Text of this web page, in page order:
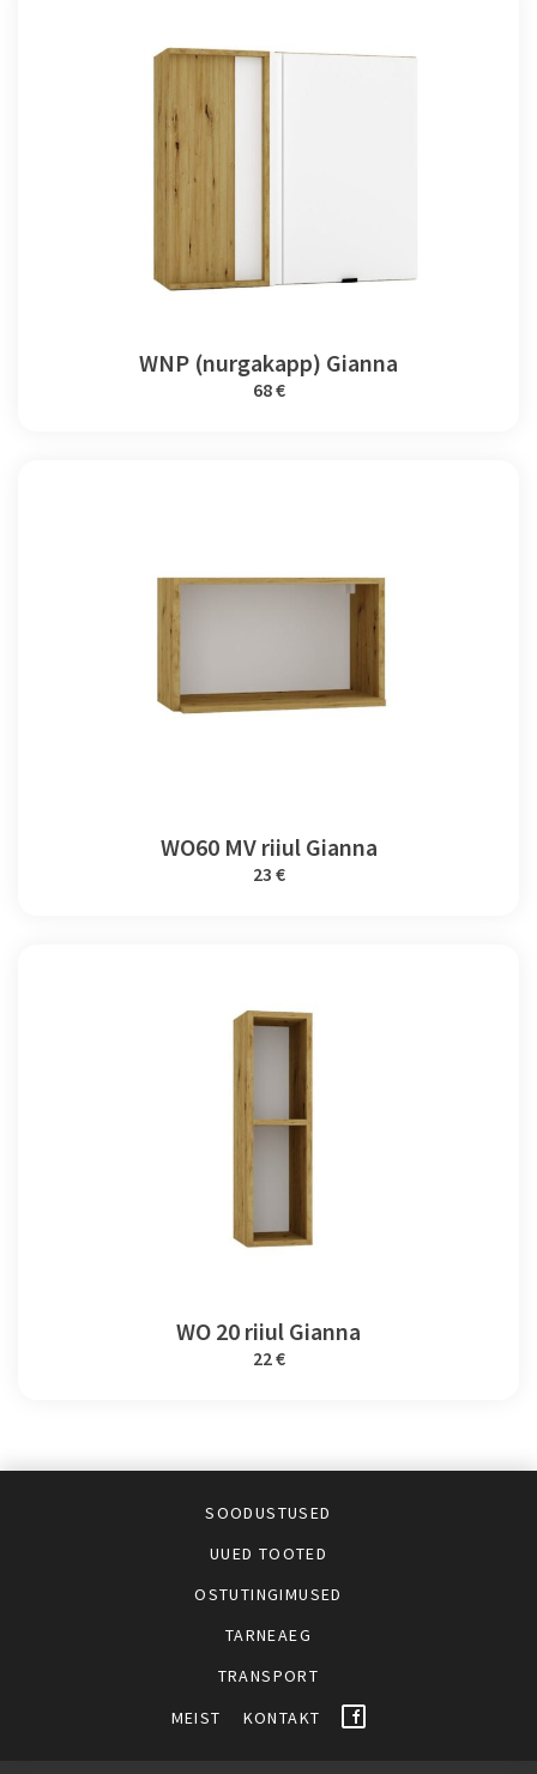
WNP (nurgakapp) Gianna
68 €
WO60 MV riiul Gianna
23 €
WO 20 riiul Gianna
22 €
SOODUSTUSED
UUED TOOTED
OSTUTINGIMUSED
TARNEAEG
TRANSPORT
MEIST
KONTAKT